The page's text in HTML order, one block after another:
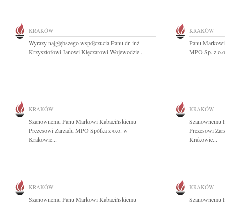
KRAKÓW
Wyrazy najgłębszego współczucia Panu dr. inż.
Krzysztofowi Janowi Klęczarowi Wojewodzie...
KRAKÓW
Panu
MPO Sp. z
KRAKÓW
Szanownemu Panu Markowi Kabacińskiemu
Prezesowi Zarządu MPO Spółka z o.o. w
Krakowie...
KRAKÓW
Szanownemu
Prezesowi
Krakowie...
KRAKÓW
Szanownemu Panu Markowi Kabacińskiemu
KRAKÓW
Szanownemu